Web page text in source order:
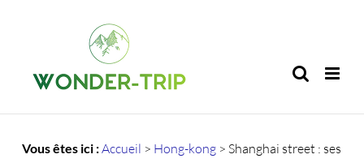
Vous êtes ici :Accueil > Hong-kong> Shanghai street : ses